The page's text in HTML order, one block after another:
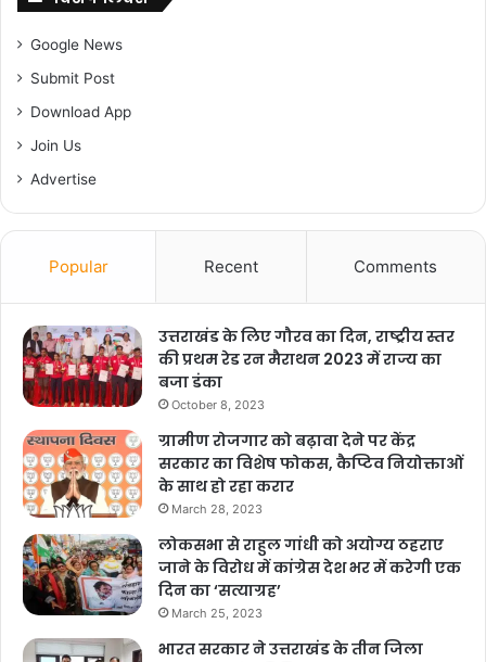
Google News
Submit Post
Download App
Join Us
Advertise
Popular Recent Comments
उत्तराखंड के लिए गौरव का दिन, राष्ट्रीय स्तर
की प्रथम रेड रन मैराथन 2023 में राज्य का
बजा डंका
October 8, 2023
ग्रामीण रोजगार को बढ़ावा देने पर केंद्र
सरकार का विशेष फोकस, कैप्टिव नियोक्ताओं
के साथ हो रहा करार
March 28, 2023
लोकसभा से राहुल गांधी को अयोग्य ठहराए
जाने के विरोध में कांग्रेस देश भर में करेगी एक
दिन का ‘सत्याग्रह’
March 25, 2023
भारत सरकार ने उत्तराखंड के तीन जिला